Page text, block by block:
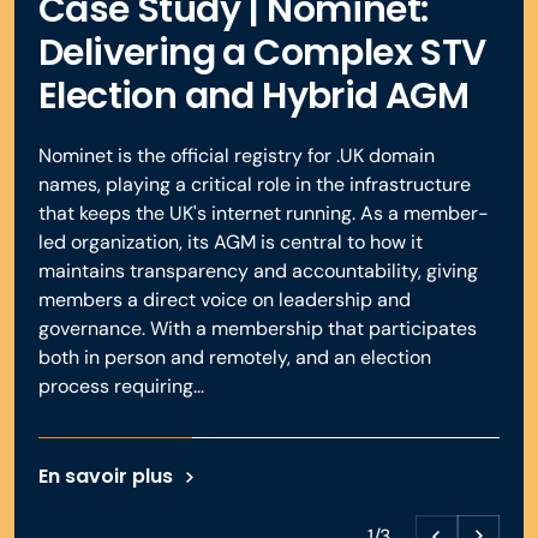
échanger et à répondre aux questions.
Réserver une démo
Réserver une démo
comptabilisé. Les résultats peuvent ensuite être affichés
instantanément au public.
En savoir plus
réunion.
En savoir plus
Case Study | Nominet:
Delivering a Complex STV
Election and Hybrid AGM
Nominet is the official registry for .UK domain
names, playing a critical role in the infrastructure
that keeps the UK's internet running. As a member-
led organization, its AGM is central to how it
maintains transparency and accountability, giving
members a direct voice on leadership and
governance. With a membership that participates
both in person and remotely, and an election
process requiring...
En savoir plus